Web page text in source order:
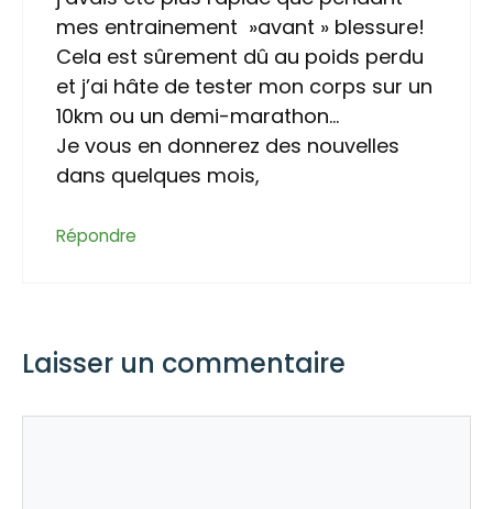
mes entrainement »avant » blessure!
Cela est sûrement dû au poids perdu
et j’ai hâte de tester mon corps sur un
10km ou un demi-marathon…
Je vous en donnerez des nouvelles
dans quelques mois,
Répondre
Laisser un commentaire